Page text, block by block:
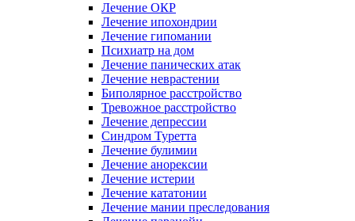
Лечение ОКР
Лечение ипохондрии
Лечение гипомании
Психиатр на дом
Лечение панических атак
Лечение неврастении
Биполярное расстройство
Тревожное расстройство
Лечение депрессии
Синдром Туретта
Лечение булимии
Лечение анорексии
Лечение истерии
Лечение кататонии
Лечение мании преследования